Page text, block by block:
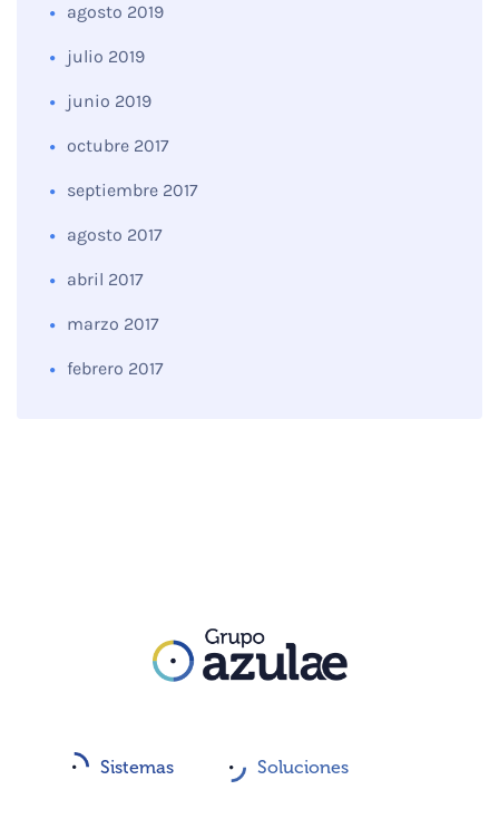
agosto 2019
julio 2019
junio 2019
octubre 2017
septiembre 2017
agosto 2017
abril 2017
marzo 2017
febrero 2017
Sistemas Soluciones